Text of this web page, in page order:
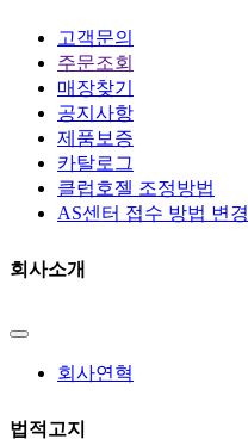
고객문의
주문조회
매장찾기
공지사항
제품보증
카탈로그
클럽호젤 조정방법
AS센터 접수 방법 변경
회사소개
회사연혁
법적고지